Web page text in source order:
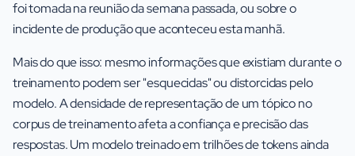
foi tomada na reunião da semana passada, ou sobre o
incidente de produção que aconteceu esta manhã.
Mais do que isso: mesmo informações que existiam durante o
treinamento podem ser "esquecidas" ou distorcidas pelo
modelo. A densidade de representação de um tópico no
corpus de treinamento afeta a confiança e precisão das
respostas. Um modelo treinado em trilhões de tokens ainda